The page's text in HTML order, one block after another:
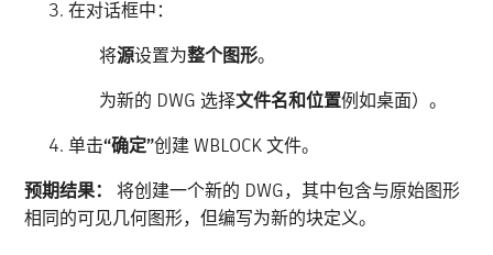
在对话框中：
将源设置为整个图形。
为新的 DWG 选择文件名和位置例如桌面）。
单击“确定”创建 WBLOCK 文件。
预期结果：
将创建一个新的 DWG，其中包含与原始图形
相同的可见几何图形，但编写为新的块定义。